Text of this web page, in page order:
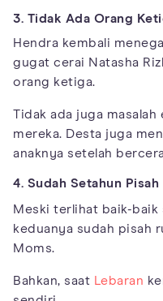
3. Tidak Ada Orang
Hendra kembali
gugat cerai Natasha
orang ketiga.
Tidak ada juga
mereka. Desta juga
anaknya setelah
4. Sudah Setahun Pisah
Meski terlihat baik-baik
keduanya sudah pisah
Moms.
Bahkan, saat Lebaran